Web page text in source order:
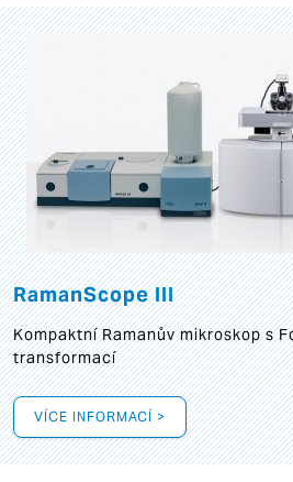
RamanScope III
Kompaktní Ramanův mikroskop s
transformací
VÍCE INFORMACÍ >